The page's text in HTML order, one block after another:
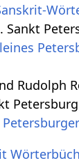
. Sankt
Rudolph